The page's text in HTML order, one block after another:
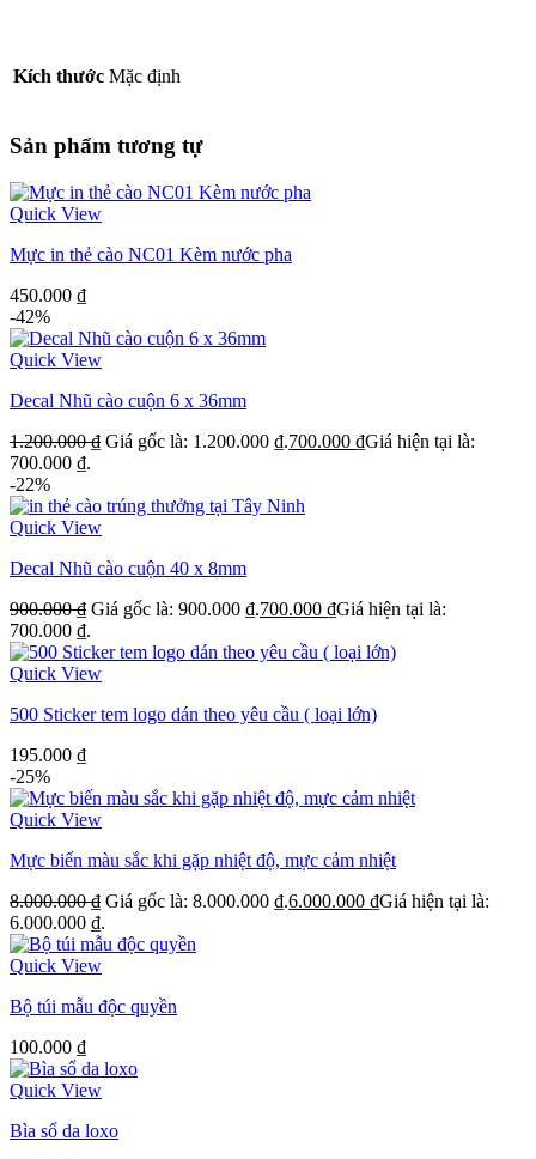
Kích thước Mặc định
Sản phẩm tương tự
Quick View
Mực in thẻ cào NC01 Kèm nước pha
450.000 ₫
-42%
Quick View
Decal Nhũ cào cuộn 6 x 36mm
1.200.000₫ Giá gốc là: 1.200.000 ₫.700.000 ₫Giá hiện tại là:
700.000 ₫.
-22%
Quick View
Decal Nhũ cào cuộn 40 x 8mm
900.000₫ Giá gốc là: 900.000 ₫.700.000 ₫Giá hiện tại là:
700.000 ₫.
Quick View
500 Sticker tem logo dán theo yêu cầu ( loại lớn)
195.000 ₫
-25%
Quick View
Mực biến màu sắc khi gặp nhiệt độ, mực cảm nhiệt
8.000.000₫ Giá gốc là: 8.000.000 ₫.6.000.000 ₫Giá hiện tại là:
6.000.000 ₫.
Quick View
Bộ túi mẫu độc quyền
100.000 ₫
Quick View
Bìa sổ da loxo